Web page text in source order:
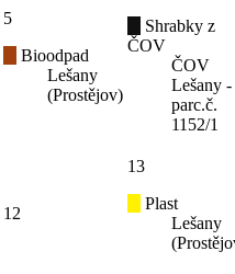
5
Bioodpad
Lešany
(Prostějov)
Shrabky z
ČOV
ČOV
Lešany -
parc.č.
1152/1
12
13
Plast
Lešany